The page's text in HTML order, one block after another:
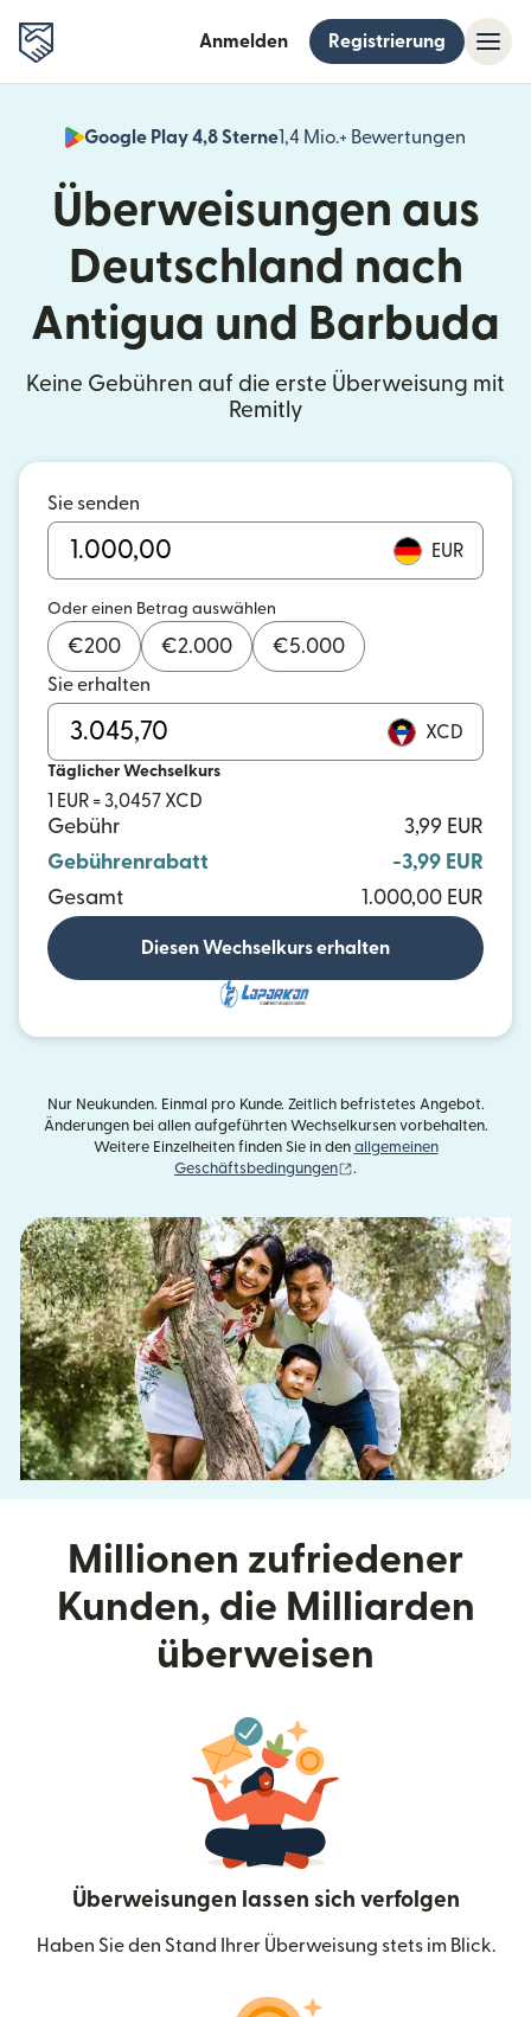
Anmelden Registrierung
Google Play 4,8 Sterne1,4 Mio.+ Bewertungen
Überweisungen aus
Deutschland nach
Antigua und Barbuda
Keine Gebühren auf die erste Überweisung mit
Remitly
Sie senden
EUR
Oder einen Betrag auswählen
€200 €2.000 €5.000
Sie erhalten
XCD
Täglicher Wechselkurs
1 EUR = 3,0457 XCD
Gebühr
3,99 EUR
Gebührenrabatt
-3,99 EUR
Gesamt
1.000,00 EUR
Diesen Wechselkurs erhalten
Nur Neukunden. Einmal pro Kunde. Zeitlich befristetes Angebot.
Änderungen bei allen aufgeführten Wechselkursen vorbehalten.
Weitere Einzelheiten finden Sie in den allgemeinen
Geschäftsbedingungen
.
Millionen zufriedener
Kunden, die Milliarden
überweisen
Überweisungen lassen sich verfolgen
Haben Sie den Stand Ihrer Überweisung stets im Blick.